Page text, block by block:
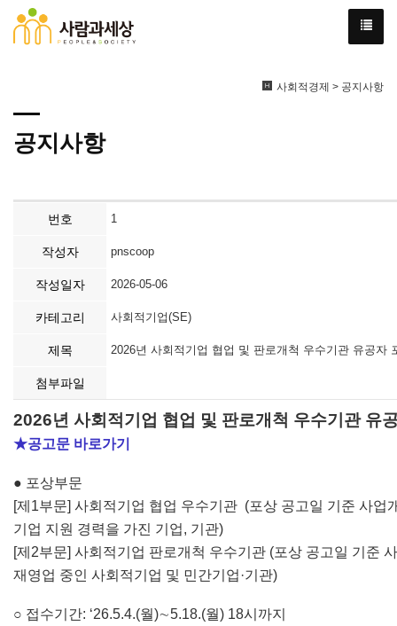
사회적경제 > 공지사항
공지사항
번호 1
작성자 pnscoop
작성일자 2026-05-06
카테고리 사회적기업(SE)
제목 2026년 사회적기업 협업 및 판로개척 우수기관 유공자
첨부파일
2026년 사회적기업 협업 및 판로개척 우수기관 유
★공고문 바로가기
● 포상부문
[제1부문] 사회적기업 협업 우수기관 (포상 공고일 기준 사업
기업 지원 경력을 가진 기업, 기관)
[제2부문] 사회적기업 판로개척 우수기관 (포상 공고일 기준
재영업 중인 사회적기업 및 민간기업·기관)
○ 접수기간: ‘26.5.4.(월)∼5.18.(월) 18시까지